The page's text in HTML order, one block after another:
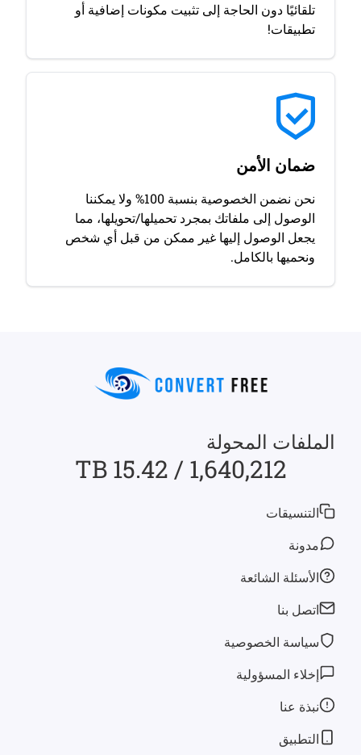
تلقائيًا دون الحاجة إلى تثبيت مكونات إضافية أو
تطبيقات!
ضمان الأمن
نحن نضمن الخصوصية بنسبة 100% ولا يمكننا
الوصول إلى ملفاتك بمجرد تحميلها/تحويلها، مما
يجعل الوصول إليها غير ممكن من قبل أي شخص
ونحميها بالكامل.
الملفات المحولة
1,640,212 / 15.42 TB
التنسيقات
مدونة
الأسئلة الشائعة
اتصل بنا
سياسة الخصوصية
إخلاء المسؤولية
نبذة عنا
التطبيق